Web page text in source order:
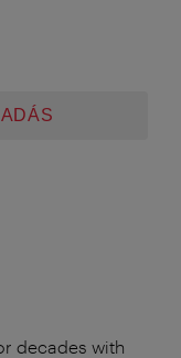
decades with